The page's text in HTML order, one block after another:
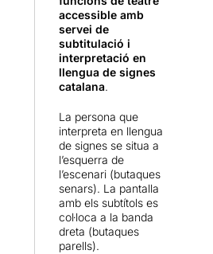
La interpretació la formen
Joan Olivé(Sebastian Ugur),
Christian Lujan(Joan sense
Aina Ros(Olivia),
Ariadna Suñé(Gertrudis),
Guillem Martí(Pelut), les
dues ajudants
d'en Sebastian Ugur, les
actrius i ballarinesClàudia
Bargalló i Marta Espinosa
Un grup d'actors entregats,
on tots canten i ballen, s'ho
passen bé i fan que ens ho
passem bé.
accessible amb
servei de
subtitulació i
interpretació en
llengua de signes
catalana.
La persona que
interpreta en llengua
de signes se situa a
l’esquerra de
l’escenari (butaques
senars). La pantalla
amb els subtítols es
col·loca a la banda
dreta (butaques
parells).